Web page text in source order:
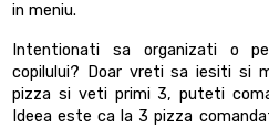
in meniu.
Intentionati sa organizati o
copilului? Doar vreti sa iesiti si
pizza si veti primi 3, puteti
Ideea este ca la 3 pizza